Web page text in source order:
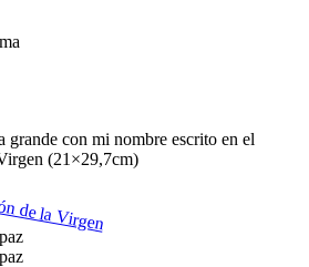
grande con mi nombre escrito en el
(21×29,7cm)